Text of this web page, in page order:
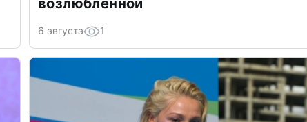
возлюбленной
6 августа 1